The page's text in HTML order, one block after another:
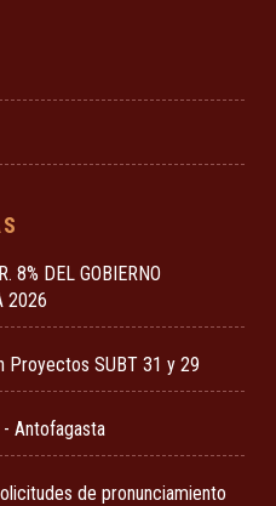
8% DEL GOBIERNO
2026
Proyectos SUBT 31 y 29
Antofagasta
de pronunciamiento